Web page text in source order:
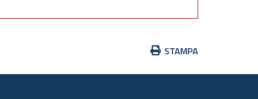
Azioni
documento
STAMPA